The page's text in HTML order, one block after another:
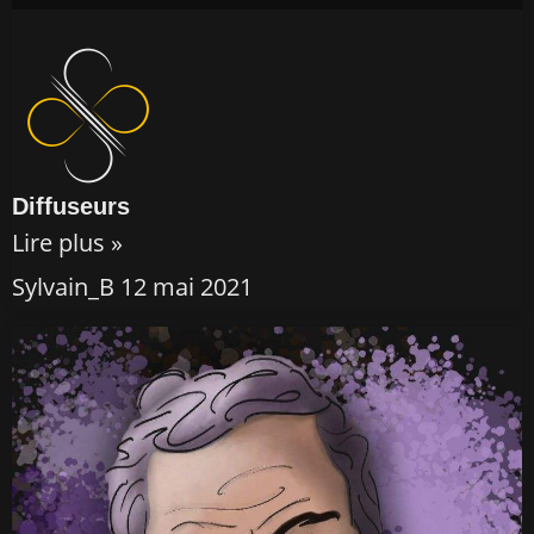
Diffuseurs
Lire plus »
Sylvain_B 12 mai 2021